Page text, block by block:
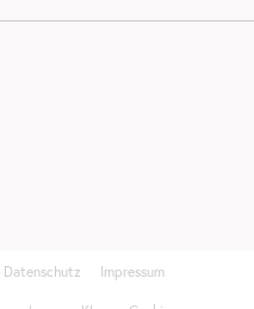
Datenschutz Impressum